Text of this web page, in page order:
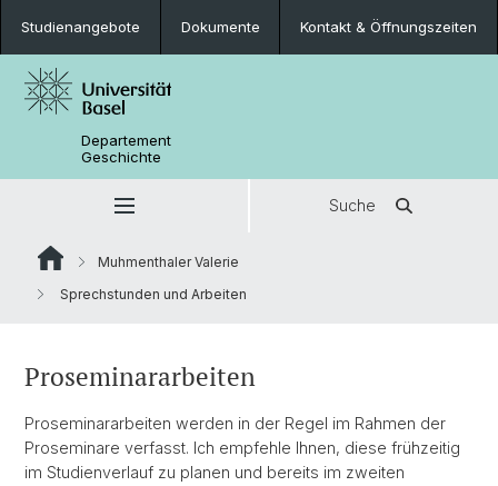
Studienangebote Dokumente Kontakt & Öffnungszeiten
Departement
Geschichte
Suche
Muhmenthaler Valerie
Sprechstunden und Arbeiten
Proseminararbeiten
Proseminararbeiten werden in der Regel im Rahmen der
Proseminare verfasst. Ich empfehle Ihnen, diese frühzeitig
im Studienverlauf zu planen und bereits im zweiten